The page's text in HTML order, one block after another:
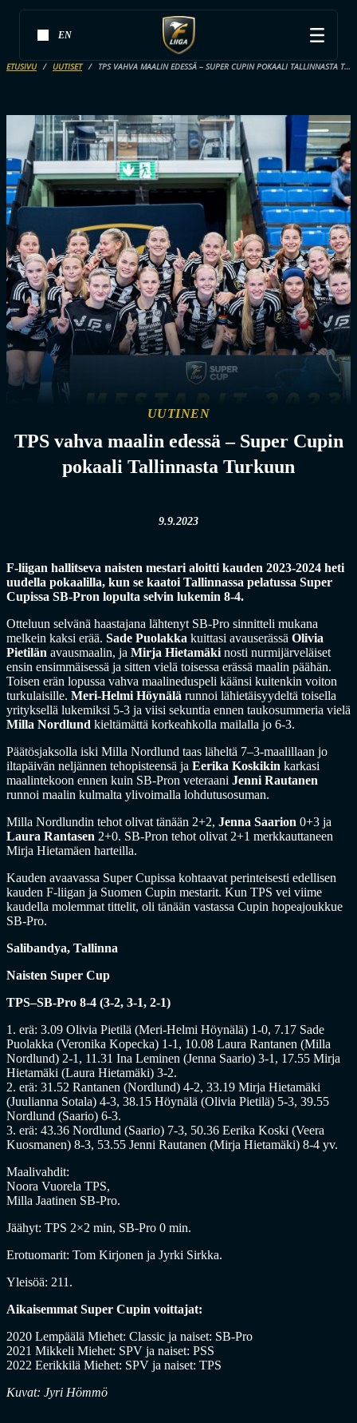
EN
ETUSIVU UUTISET TPS VAHVA MAALIN EDESSÄ – SUPER CUPIN POKAALI TALLINNASTA TURKUUN
UUTINEN
TPS vahva maalin edessä – Super Cupin
pokaali Tallinnasta Turkuun
9.9.2023
F-liigan hallitseva naisten mestari aloitti kauden 2023-2024 heti
uudella pokaalilla, kun se kaatoi Tallinnassa pelatussa Super
Cupissa SB-Pron lopulta selvin lukemin 8-4.
Otteluun selvänä haastajana lähtenyt SB-Pro sinnitteli mukana
melkein kaksi erää. Sade Puolakka kuittasi avauserässä Olivia
Pietilän avausmaalin, ja Mirja Hietamäki nosti nurmijärveläiset
ensin ensimmäisessä ja sitten vielä toisessa erässä maalin päähän.
Toisen erän lopussa vahva maalineduspeli käänsi kuitenkin voiton
turkulaisille. Meri-Helmi Höynälä runnoi lähietäisyydeltä toisella
yrityksellä lukemiksi 5-3 ja viisi sekuntia ennen taukosummeria vielä
Milla Nordlund kieltämättä korkeahkolla mailalla jo 6-3.
Päätösjaksolla iski Milla Nordlund taas läheltä 7–3-maalillaan jo
iltapäivän neljännen tehopisteensä ja Eerika Koskikin karkasi
maalintekoon ennen kuin SB-Pron veteraani Jenni Rautanen
runnoi maalin kulmalta ylivoimalla lohdutusosuman.
Milla Nordlundin tehot olivat tänään 2+2, Jenna Saarion 0+3 ja
Laura Rantasen 2+0. SB-Pron tehot olivat 2+1 merkkauttaneen
Mirja Hietamäen harteilla.
Kauden avaavassa Super Cupissa kohtaavat perinteisesti edellisen
kauden F-liigan ja Suomen Cupin mestarit. Kun TPS vei viime
kaudella molemmat tittelit, oli tänään vastassa Cupin hopeajoukkue
SB-Pro.
Salibandya, Tallinna
Naisten Super Cup
TPS–SB-Pro 8-4 (3-2, 3-1, 2-1)
1. erä: 3.09 Olivia Pietilä (Meri-Helmi Höynälä) 1-0, 7.17 Sade
Puolakka (Veronika Kopecka) 1-1, 10.08 Laura Rantanen (Milla
Nordlund) 2-1, 11.31 Ina Leminen (Jenna Saario) 3-1, 17.55 Mirja
Hietamäki (Laura Hietamäki) 3-2.
2. erä: 31.52 Rantanen (Nordlund) 4-2, 33.19 Mirja Hietamäki
(Juulianna Sotala) 4-3, 38.15 Höynälä (Olivia Pietilä) 5-3, 39.55
Nordlund (Saario) 6-3.
3. erä: 43.36 Nordlund (Saario) 7-3, 50.36 Eerika Koski (Veera
Kuosmanen) 8-3, 53.55 Jenni Rautanen (Mirja Hietamäki) 8-4 yv.
Maalivahdit:
Noora Vuorela TPS,
Milla Jaatinen SB-Pro.
Jäähyt: TPS 2×2 min, SB-Pro 0 min.
Erotuomarit: Tom Kirjonen ja Jyrki Sirkka.
Yleisöä: 211.
Aikaisemmat Super Cupin voittajat:
2020 Lempäälä Miehet: Classic ja naiset: SB-Pro
2021 Mikkeli Miehet: SPV ja naiset: PSS
2022 Eerikkilä Miehet: SPV ja naiset: TPS
Kuvat: Jyri Hömmö